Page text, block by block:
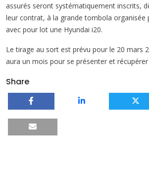
assurés seront systématiquement inscrits,
leur contrat, à la grande tombola organisée
avec pour lot une Hyundai i20.
Le tirage au sort est prévu pour le 20 mars
aura un mois pour se présenter et
Share